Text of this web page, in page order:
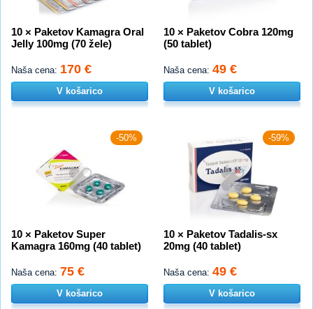
10 × Paketov Kamagra Oral
Jelly 100mg (70 žele)
Naša cena: 170 €
V košarico
10 × Paketov Cobra 120mg
(50 tablet)
Naša cena: 49 €
V košarico
-50%
10 × Paketov Super
Kamagra 160mg (40 tablet)
Naša cena: 75 €
V košarico
-59%
10 × Paketov Tadalis-sx
20mg (40 tablet)
Naša cena: 49 €
V košarico